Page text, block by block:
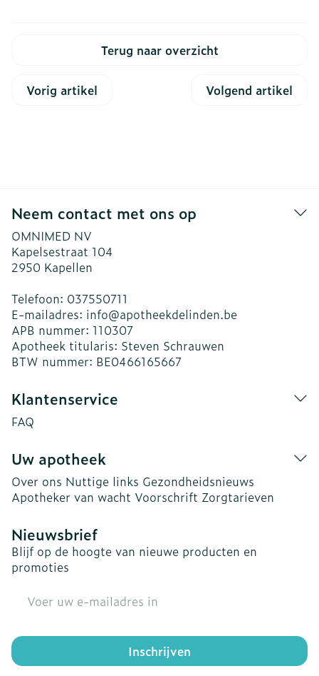
Terug naar overzicht
Vorig artikel Volgend artikel
Neem contact met ons op
OMNIMED NV
Kapelsestraat 104
2950 Kapellen
Telefoon: 037550711
E-mailadres: info@apotheekdelinden.be
APB nummer: 110307
Apotheek titularis: Steven Schrauwen
BTW nummer: BE0466165667
Klantenservice
FAQ
Uw apotheek
Over ons Nuttige links Gezondheidsnieuws
Apotheker van wacht Voorschrift Zorgtarieven
Nieuwsbrief
Blijf op de hoogte van nieuwe producten en
promoties
Inschrijven